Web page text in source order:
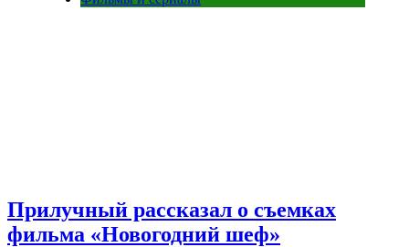
Прилучный рассказал о съемках
фильма «Новогодний шеф»